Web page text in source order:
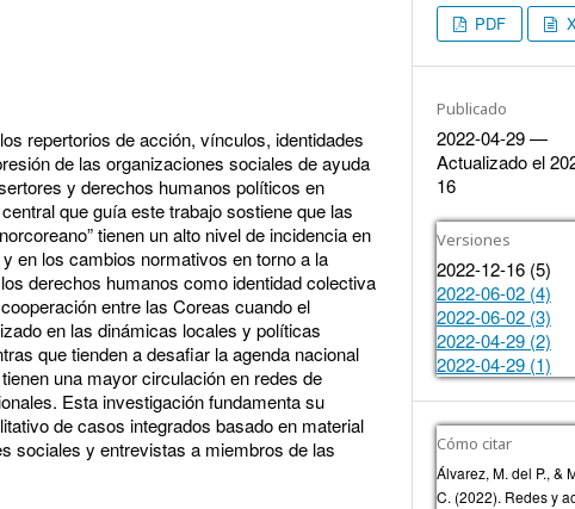
repertorios de acción, vínculos, identidades
de las organizaciones sociales de ayuda
y derechos humanos políticos en
que guía este trabajo sostiene que las
tienen un alto nivel de incidencia en
en los cambios normativos en torno a la
derechos humanos como identidad colectiva
entre las Coreas cuando el
en las dinámicas locales y políticas
que tienden a desafiar la agenda nacional
una mayor circulación en redes de
Esta investigación fundamenta su
de casos integrados basado en material
sociales y entrevistas a miembros de las
PDF
Publicado
2022-04-29 —
Actualizado el
16
Versiones
2022-12-16 (5)
2022-06-02 (4)
2022-06-02 (3)
2022-04-29 (2)
2022-04-29 (1)
Cómo citar
Álvarez, M. del P., &
C. (2022). Redes y